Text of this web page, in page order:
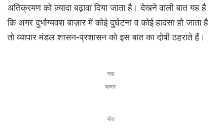
अतिक्रमण को ज़्यादा बढ़ावा दिया जाता है। देखने वाली बात यह है
कि अगर दुर्भाग्यवश बाज़ार में कोई दुर्घटना व कोई हादसा हो जाता है
तो व्यापार मंडल शासन-प्रशासन को इस बात का दोषी ठहराते हैं।
नया
बाजार
मीरा